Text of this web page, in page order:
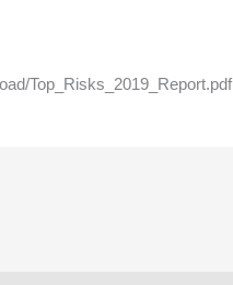
Top_Risks_2019_Report.pdf